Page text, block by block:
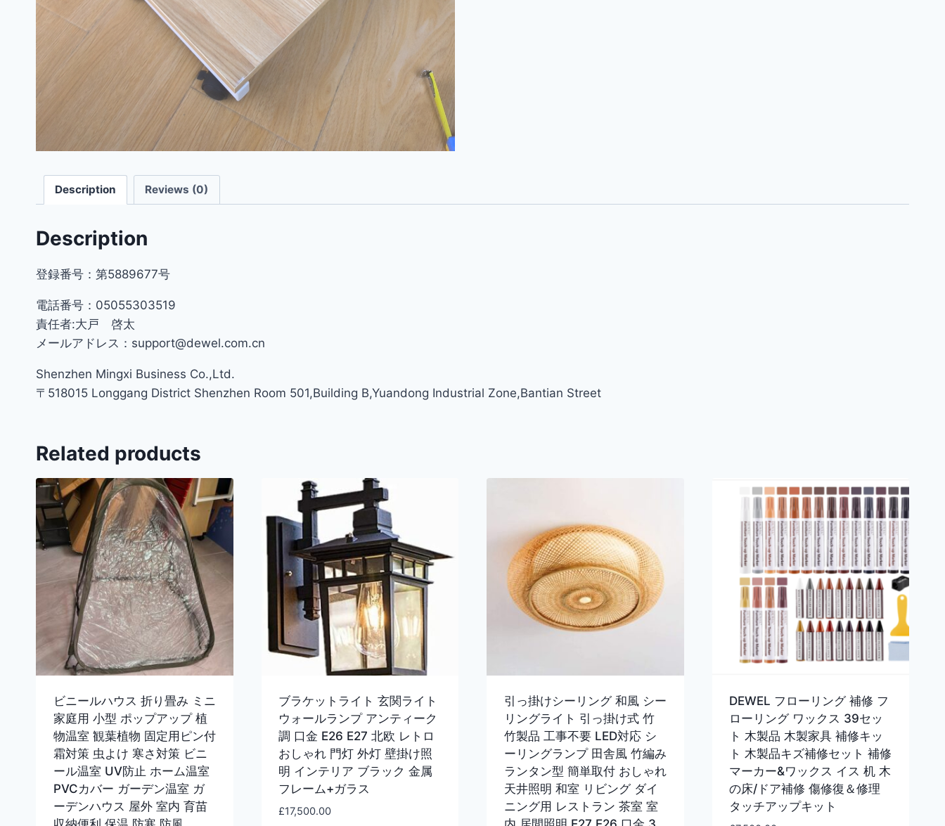
Description Reviews (0)
Description
登録番号：第5889677号
電話番号：05055303519
責任者:大戸 啓太
メールアドレス：support@dewel.com.cn
Shenzhen Mingxi Business Co.,Ltd.
〒518015 Longgang District Shenzhen Room 501,Building B,Yuandong Industrial Zone,Bantian Street
Related products
ビニールハウス 折り畳み ミニ
家庭用 小型 ポップアップ 植
物温室 観葉植物 固定用ピン付
霜対策 虫よけ 寒さ対策 ビニ
ール温室 UV防止 ホーム温室
PVCカバー ガーデン温室 ガ
ーデンハウス 屋外 室内 育苗
ブラケットライト 玄関ライト
ウォールランプ アンティーク
調 口金 E26 E27 北欧 レトロ
おしゃれ 門灯 外灯 壁掛け照
明 インテリア ブラック 金属
フレーム+ガラス
£17,500.00
引っ掛けシーリング 和風 シー
リングライト 引っ掛け式 竹
竹製品 工事不要 LED対応 シ
ーリングランプ 田舎風 竹編み
ランタン型 簡単取付 おしゃれ
天井照明 和室 リビング ダイ
ニング用 レストラン 茶室 室
DEWEL フローリング 補修 フ
ローリング ワックス 39セッ
ト 木製品 木製家具 補修キッ
ト 木製品キズ補修セット 補修
マーカー&ワックス イス 机 木
の床/ドア補修 傷修復＆修理
タッチアップキット